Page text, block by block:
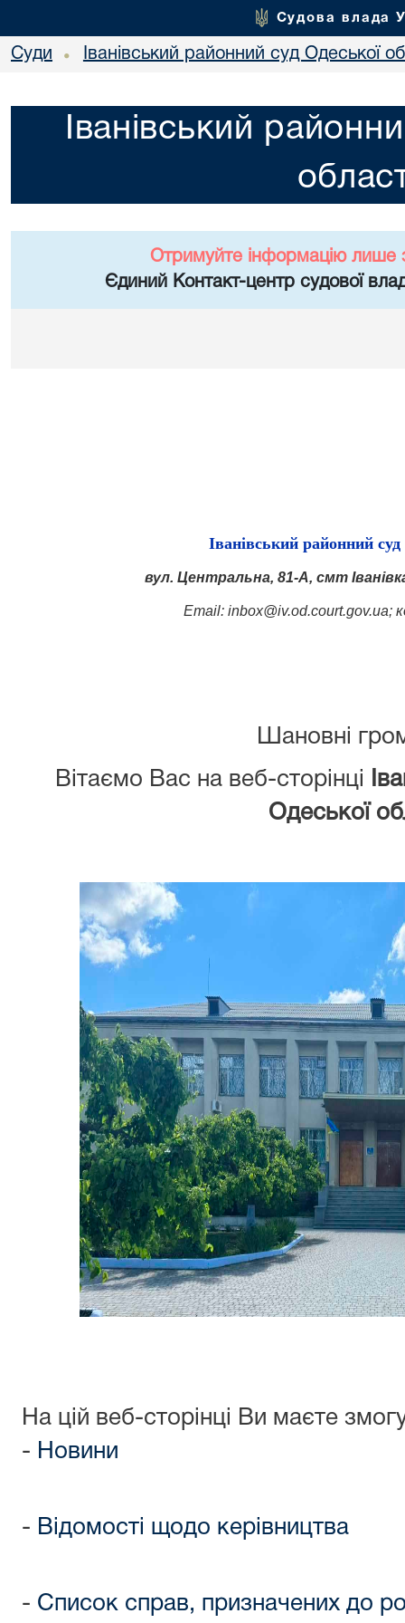
Судова влада
Суди • Іванівський районний суд Одеської
Іванівський
Отримуйте інформацію лише
Єдиний Контакт-центр судової
Іванівський районний суд
вул. Центральна, 81-А, смт
Email: inbox@iv.od.court.gov.ua;
Шановні
Вітаємо Вас на веб-сторінці
Одеської
На цій веб-сторінці Ви маєте
- Новини
- Відомості щодо керівництва
- Список справ, призначених до